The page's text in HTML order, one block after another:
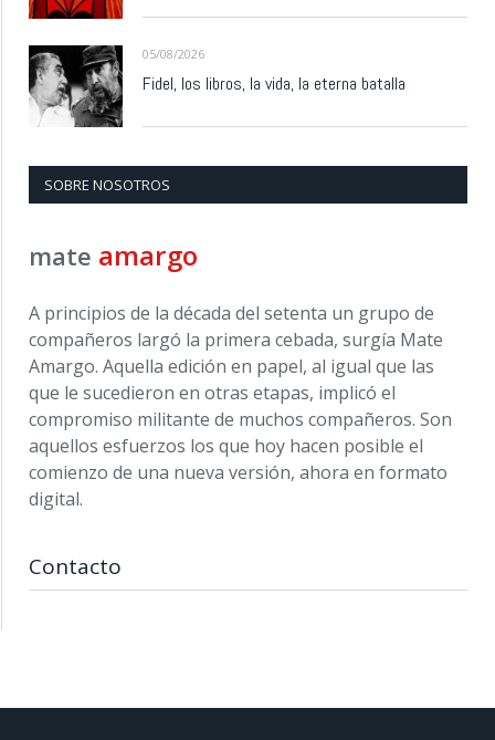
05/08/2026
Fidel, los libros, la vida, la eterna batalla
SOBRE NOSOTROS
mate amargo
A principios de la década del setenta un grupo de
compañeros largó la primera cebada, surgía Mate
Amargo. Aquella edición en papel, al igual que las
que le sucedieron en otras etapas, implicó el
compromiso militante de muchos compañeros. Son
aquellos esfuerzos los que hoy hacen posible el
comienzo de una nueva versión, ahora en formato
digital.
Contacto